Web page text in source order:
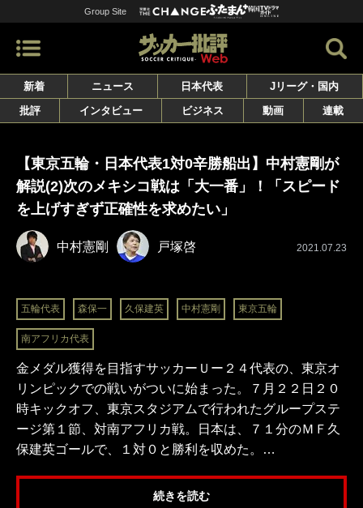
Group Site
新着 ニュース 日本代表
Jリーグ・国内
批評
インタビュー ビジネス 動画 連載
【東京五輪・日本代表1対0辛勝船出】中村憲剛が
解説(2)次のメキシコ戦は「大一番」！「スピード
を上げすぎず正確性を求めたい」
中村憲剛 戸塚啓 2021.07.23
五輪代表 森保一 久保建英 中村憲剛 東京五輪
南アフリカ代表
金メダル獲得を目指すサッカーＵー２４代表の、東京オ
リンピックでの戦いがついに始まった。７月２２日２０
時キックオフ、東京スタジアムで行われたグループステ
ージ第１節、対南アフリカ戦。日本は、７１分のＭＦ久
保建英ゴールで、１対０と勝利を収めた。…
続きを読む